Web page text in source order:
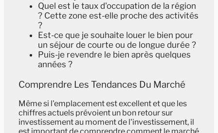
Quel est le taux d'occupation de la région
? Cette zone est-elle proche des activités
?
Est-ce que je souhaite louer le bien pour
un séjour de courte ou de longue durée ?
Puis-je revendre le bien après quelques
années ?
Comprendre Les Tendances Du Marché
Même si l'emplacement est excellent et que les
chiffres actuels prévoient un bon retour sur
investissement au moment de l'investissement, il